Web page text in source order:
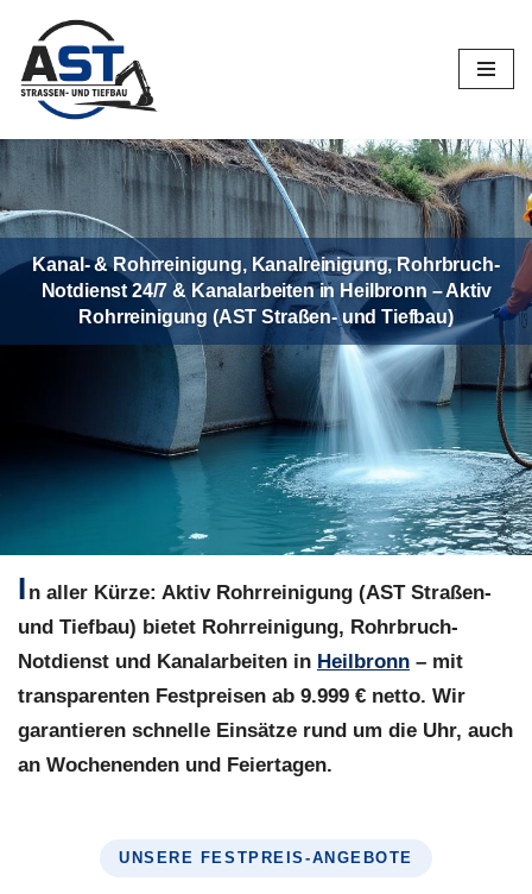
Zum
Inhalt
springen
Kanal- & Rohrreinigung, Kanalreinigung, Rohrbruch-
Notdienst 24/7 & Kanalarbeiten in Heilbronn – Aktiv
Rohrreinigung (AST Straßen- und Tiefbau)
I n aller Kürze: Aktiv Rohrreinigung (AST Straßen-
und Tiefbau) bietet Rohrreinigung, Rohrbruch-
Notdienst und Kanalarbeiten in Heilbronn – mit
transparenten Festpreisen ab 9.999 € netto. Wir
garantieren schnelle Einsätze rund um die Uhr, auch
an Wochenenden und Feiertagen.
UNSERE FESTPREIS-ANGEBOTE